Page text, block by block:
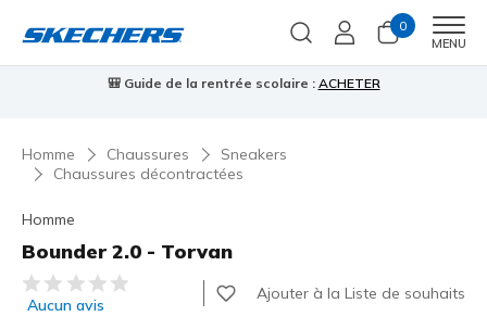
0
MENU
🎒 Guide de la rentrée scolaire : ACHETER
Homme Chaussures
Sneakers
Chaussures décontractées
Homme
Bounder 2.0 - Torvan
Évaluation client 5 sur 5
Aucun avis
Ajouter à la Liste de souhaits